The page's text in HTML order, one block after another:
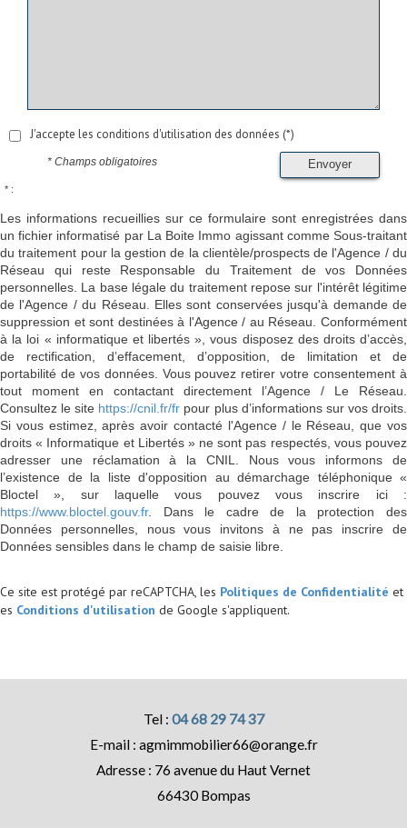
J'accepte les conditions d'utilisation des données (*)
Envoyer
* Champs obligatoires
* :
Les informations recueillies sur ce formulaire sont enregistrées dans
un fichier informatisé par La Boite Immo agissant comme Sous-traitant
du traitement pour la gestion de la clientèle/prospects de l'Agence / du
Réseau qui reste Responsable du Traitement de vos Données
personnelles. La base légale du traitement repose sur l'intérêt légitime
de l'Agence / du Réseau. Elles sont conservées jusqu'à demande de
suppression et sont destinées à l'Agence / au Réseau. Conformément
à la loi « informatique et libertés », vous disposez des droits d’accès,
de rectification, d’effacement, d’opposition, de limitation et de
portabilité de vos données. Vous pouvez retirer votre consentement à
tout moment en contactant directement l’Agence / Le Réseau.
Consultez le site https://cnil.fr/fr pour plus d’informations sur vos droits.
Si vous estimez, après avoir contacté l'Agence / le Réseau, que vos
droits « Informatique et Libertés » ne sont pas respectés, vous pouvez
adresser une réclamation à la CNIL. Nous vous informons de
l’existence de la liste d'opposition au démarchage téléphonique «
Bloctel », sur laquelle vous pouvez vous inscrire ici :
https://www.bloctel.gouv.fr. Dans le cadre de la protection des
Données personnelles, nous vous invitons à ne pas inscrire de
Données sensibles dans le champ de saisie libre.
Ce site est protégé par reCAPTCHA, les Politiques de Confidentialité et
es Conditions d'utilisation de Google s'appliquent.
04 68 29 74 37
agmimmobilier66@orange.fr
76 avenue du Haut Vernet
66430 Bompas